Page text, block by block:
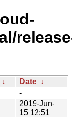
↓ Date ↓
-
2019-Jun-
15 12:51